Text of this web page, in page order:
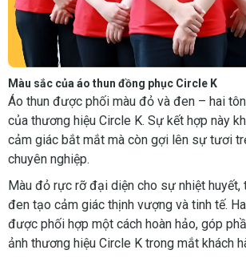
Màu sắc của áo thun đồng phục Circle K
Áo thun được phối màu đỏ và đen – hai
của thương hiệu Circle K. Sự kết hợp này
cảm giác bắt mắt mà còn gợi lên sự tươi
chuyên nghiệp.
Màu đỏ rực rỡ đại diện cho sự nhiệt huyết,
đen tạo cảm giác thịnh vượng và tinh tế.
được phối hợp một cách hoàn hảo, góp
ảnh thương hiệu Circle K trong mắt khách